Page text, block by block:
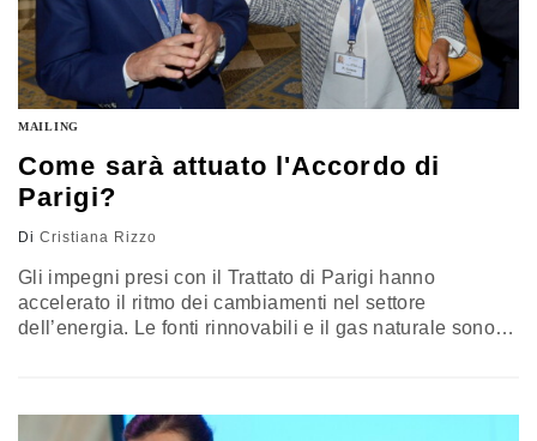
MAILING
Come sarà attuato l'Accordo di
Parigi?
Di Cristiana Rizzo
Gli impegni presi con il Trattato di Parigi hanno
accelerato il ritmo dei cambiamenti nel settore
dell’energia. Le fonti rinnovabili e il gas naturale sono i
l’asticella della sfida per il raggiungimento di…